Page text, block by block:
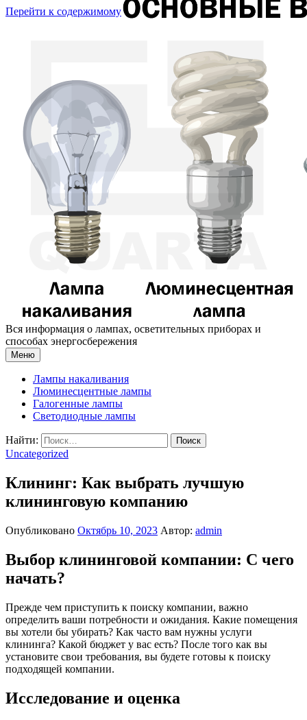
Перейти к содержимому
Вся информация о лампах, осветительных приборах и
способах энергосбережения
Меню
Лампы накаливания
Люминесцентные лампы
Галогенные лампы
Светодиодные лампы
Найти:
Uncategorized
Клининг: Как выбрать лучшую
клининговую компанию
Опубликовано Октябрь 10, 2023 Автор: admin
Выбор клининговой компании: С чего
начать?
Прежде чем приступить к поиску компании, важно
определить ваши потребности и ожидания. Какие помещения
вы хотели бы убирать? Как часто вам нужны услуги
клининга? Какой бюджет у вас есть? После того как вы
установите свои требования, вы будете готовы к поиску
подходящей компании.
Исследование и оценка